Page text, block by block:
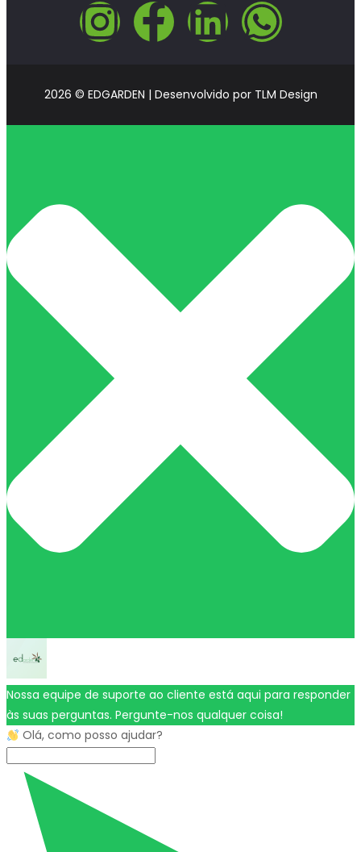
2026 © EDGARDEN | Desenvolvido por TLM Design
Nossa equipe de suporte ao cliente está aqui para responder
às suas perguntas. Pergunte-nos qualquer coisa!
Olá, como posso ajudar?